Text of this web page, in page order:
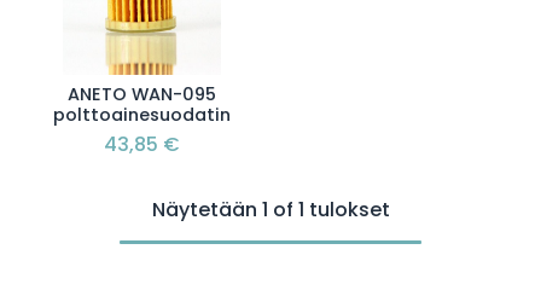
ANETO WAN-095
polttoainesuodatin
43,85 €
Näytetään 1 of 1 tulokset